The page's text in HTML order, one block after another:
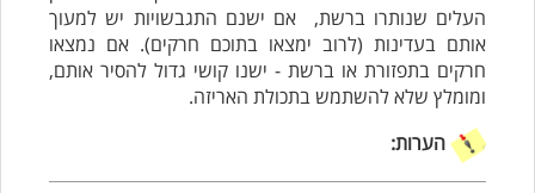
העלים שנותרו ברשת, אם ישנם התגבשויות יש למעוך
אותם בעדינות (לרוב ימצאו בתוכם חרקים). אם נמצאו
חרקים בתפזורת או ברשת - ישנו קושי גדול להסיר אותם,
ומומלץ שלא להשתמש בתכולת האריזה.
הערות: